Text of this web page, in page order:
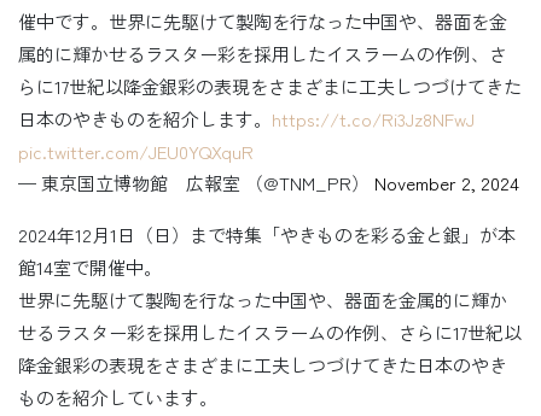
催中です。世界に先駆けて製陶を行なった中国や、器面を金
属的に輝かせるラスター彩を採用したイスラームの作例、さ
らに17世紀以降金銀彩の表現をさまざまに工夫しつづけてきた
日本のやきものを紹介します。 https://t.co/Ri3Jz8NFwJ
pic.twitter.com/JEU0YQXquR
— 東京国立博物館 広報室 （@TNM_PR） November 2, 2024
2024年12月1日（日）まで特集「やきものを彩る金と銀」が本
館14室で開催中。
世界に先駆けて製陶を行なった中国や、器面を金属的に輝か
せるラスター彩を採用したイスラームの作例、さらに17世紀以
降金銀彩の表現をさまざまに工夫しつづけてきた日本のやき
ものを紹介しています。